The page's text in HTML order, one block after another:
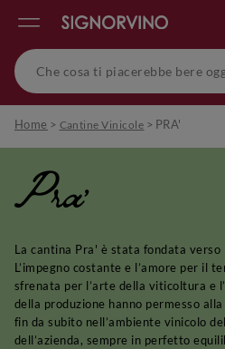
Home > Cantine Vinicole > PRA'
Pra'
La cantina Pra' è stata fondata verso
L’impegno costante e l’amore per il
sfrenata per l’arte della viticoltura e
della produzione hanno permesso
fin da subito nell’ambiente vinicolo
dell’azienda, sempre in perfetto